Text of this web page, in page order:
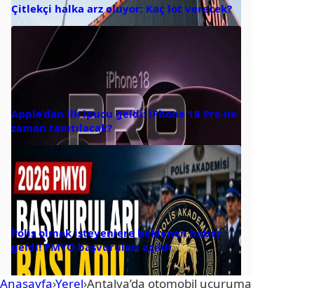
Çitlekçi halka arz oluyor: Kaç lot verecek?
Apple’dan ilk ipucu geldi: iPhone 18 Pro ne
zaman tanıtılacak?
Polis olmak isteyenlere beklenen haber
geldi! PMYO başvuruları açıldı
Anasayfa›Yerel›Antalya’da otomobil uçuruma